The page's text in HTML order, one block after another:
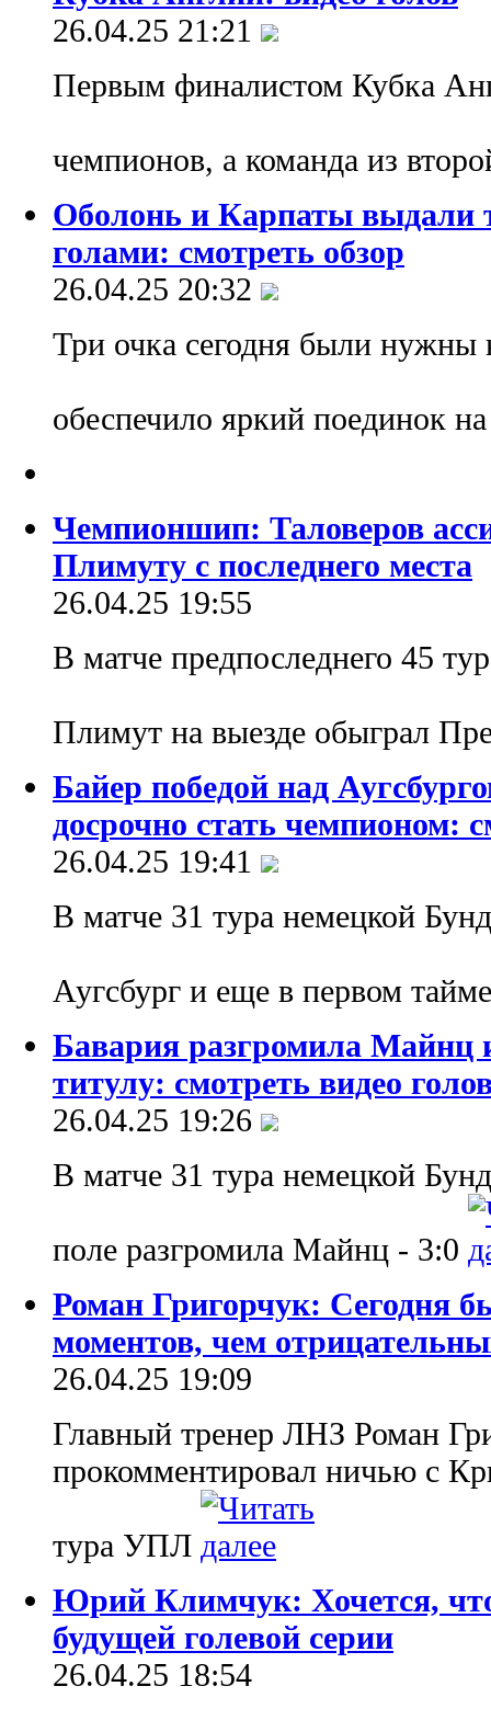
26.04.25 21:21
Первым финалистом Кубка
чемпионов, а команда из
Оболонь и Карпаты выдали
голами: смотреть обзор
26.04.25 20:32
Три очка сегодня были нужны
обеспечило яркий поединок
Чемпионшип: Таловеров
Плимуту с последнего места
26.04.25 19:55
В матче предпоследнего 45
Плимут на выезде обыграл
Байер победой над
досрочно стать чемпионом:
26.04.25 19:41
В матче 31 тура немецкой
Аугсбург и еще в первом
Бавария разгромила Майнц
титулу: смотреть видео
26.04.25 19:26
В матче 31 тура немецкой
поле разгромила Майнц - 3:0
Роман Григорчук: Сегодня
моментов, чем
26.04.25 19:09
Главный тренер ЛНЗ Роман
прокомментировал ничью с
тура УПЛ
Юрий Климчук: Хочется,
будущей голевой серии
26.04.25 18:54